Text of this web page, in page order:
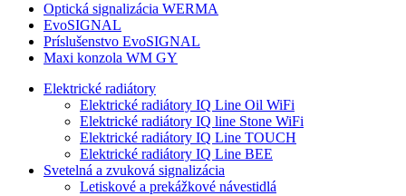
Optická signalizácia WERMA
EvoSIGNAL
Príslušenstvo EvoSIGNAL
Maxi konzola WM GY
Elektrické radiátory
Elektrické radiátory IQ Line Oil WiFi
Elektrické radiátory IQ line Stone WiFi
Elektrické radiátory IQ Line TOUCH
Elektrické radiátory IQ Line BEE
Svetelná a zvuková signalizácia
Letiskové a prekážkové návestidlá